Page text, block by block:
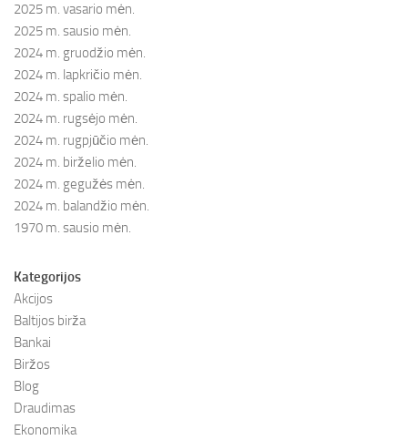
2025 m. vasario mėn.
2025 m. sausio mėn.
2024 m. gruodžio mėn.
2024 m. lapkričio mėn.
2024 m. spalio mėn.
2024 m. rugsėjo mėn.
2024 m. rugpjūčio mėn.
2024 m. birželio mėn.
2024 m. gegužės mėn.
2024 m. balandžio mėn.
1970 m. sausio mėn.
Kategorijos
Akcijos
Baltijos birža
Bankai
Biržos
Blog
Draudimas
Ekonomika